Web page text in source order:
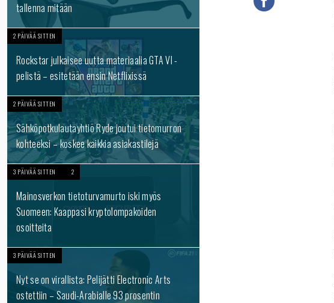
tallenna mitään
2 PÄIVÄÄ SITTEN
Rockstar julkaisee uutta materiaalia GTA VI -
pelistä – esitetään ensin Netflixissä
2 PÄIVÄÄ SITTEN
Sähköpotkulautayhtiö Ryde joutui tietomurron
kohteeksi – koskee kaikkia asiakastilejä
3 PÄIVÄÄ SITTEN 2
Mainosverkon tietoturvamurto iski myös
Suomeen: Kaappasi kryptolompakoiden
osoitteita
3 PÄIVÄÄ SITTEN
Nyt se on virallista: Pelijätti Electronic Arts
ostettiin – Saudi-Arabialle 93 prosentin